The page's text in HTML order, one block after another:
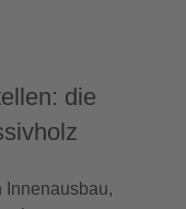
die
Innenausbau,